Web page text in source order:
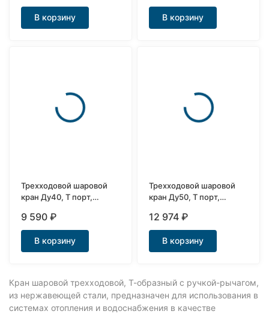
В корзину В корзину
Трехходовой шаровой
кран Ду40, Т порт,
9 590₽
В корзину
Трехходовой шаровой
кран Ду50, Т порт,
12 974₽
В корзину
Кран шаровой трехходовой, Т-образный с ручкой-рычагом,
из нержавеющей стали, предназначен для использования в
системах отопления и водоснабжения в качестве